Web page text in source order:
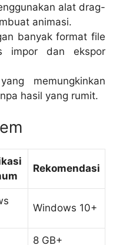
alat drag-
animasi.
banyak format file
impor dan ekspor
memungkinkan
hasil yang rumit.
Rekomendasi
Windows 10+
8 GB+